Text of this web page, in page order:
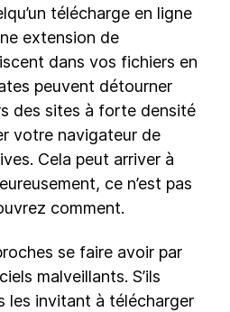
télécharge en ligne
extension de
dans vos fichiers en
peuvent détourner
des sites à forte densité
votre navigateur de
Cela peut arriver à
ce n’est pas
comment.
se faire avoir par
malveillants. S’ils
les invitant à télécharger